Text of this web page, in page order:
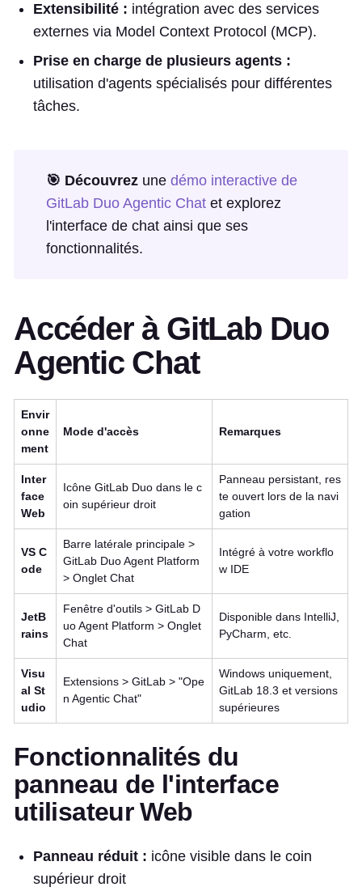
Extensibilité : intégration avec des services
externes via Model Context Protocol (MCP).
Prise en charge de plusieurs agents :
utilisation d'agents spécialisés pour différentes
tâches.
🎯 Découvrez une démo interactive de
GitLab Duo Agentic Chat et explorez
l'interface de chat ainsi que ses
fonctionnalités.
Accéder à GitLab Duo
Agentic Chat
Envir
onne
ment
Mode d'accès Remarques
Inter
face
Web
Icône GitLab Duo dans le c
oin supérieur droit
Panneau persistant, res
te ouvert lors de la navi
gation
VS C
ode
Barre latérale principale >
GitLab Duo Agent Platform
> Onglet Chat
Intégré à votre workflo
w IDE
JetB
rains
Fenêtre d'outils > GitLab D
uo Agent Platform > Onglet
Chat
Disponible dans IntelliJ,
PyCharm, etc.
Visu
al St
udio
Extensions > GitLab > "Ope
n Agentic Chat"
Windows uniquement,
GitLab 18.3 et versions
supérieures
Fonctionnalités du
panneau de l'interface
utilisateur Web
Panneau réduit : icône visible dans le coin
supérieur droit